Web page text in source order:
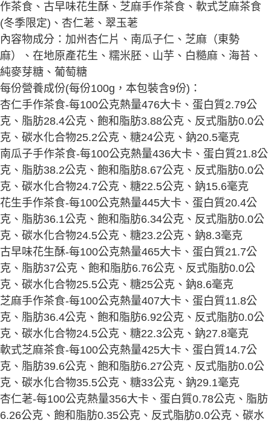
作茶食、古早味花生酥、芝麻手作茶食、軟式芝麻茶食
(冬季限定)、杏仁荖、翠玉荖
內容物成分：加州杏仁片、南瓜子仁、芝麻（東勢
麻）、在地原產花生、糯米胚、山芋、白糙麻、海苔、
純麥芽糖、葡萄糖
每份營養成份(每份100g，本包裝含9份)：
杏仁手作茶食-每100公克熱量476大卡、蛋白質2.79公
克、脂肪28.4公克、飽和脂肪3.88公克、反式脂肪0.0公
克、碳水化合物25.2公克、糖24公克、鈉20.5毫克
南瓜子手作茶食-每100公克熱量436大卡、蛋白質21.8公
克、脂肪38.2公克、飽和脂肪8.67公克、反式脂肪0.0公
克、碳水化合物24.7公克、糖22.5公克、鈉15.6毫克
花生手作茶食-每100公克熱量445大卡、蛋白質20.4公
克、脂肪36.1公克、飽和脂肪6.34公克、反式脂肪0.0公
克、碳水化合物24.5公克、糖23.2公克、鈉8.3毫克
古早味花生酥-每100公克熱量465大卡、蛋白質21.7公
克、脂肪37公克、飽和脂肪6.76公克、反式脂肪0.0公
克、碳水化合物25.5公克、糖25公克、鈉8.6毫克
芝麻手作茶食-每100公克熱量407大卡、蛋白質11.8公
克、脂肪36.4公克、飽和脂肪6.92公克、反式脂肪0.0公
克、碳水化合物24.5公克、糖22.3公克、鈉27.8毫克
軟式芝麻茶食-每100公克熱量425大卡、蛋白質14.7公
克、脂肪39.6公克、飽和脂肪6.27公克、反式脂肪0.0公
克、碳水化合物35.5公克、糖33公克、鈉29.1毫克
杏仁荖-每100公克熱量356大卡、蛋白質0.78公克、脂肪
6.26公克、飽和脂肪0.35公克、反式脂肪0.0公克、碳水